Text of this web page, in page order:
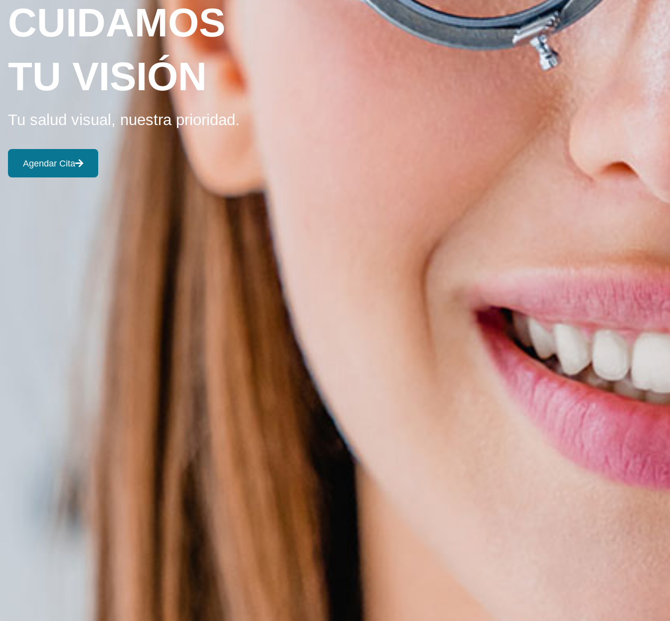
CUIDAMOS
TU VISIÓN
Tu salud visual, nuestra prioridad.
Agendar Cita